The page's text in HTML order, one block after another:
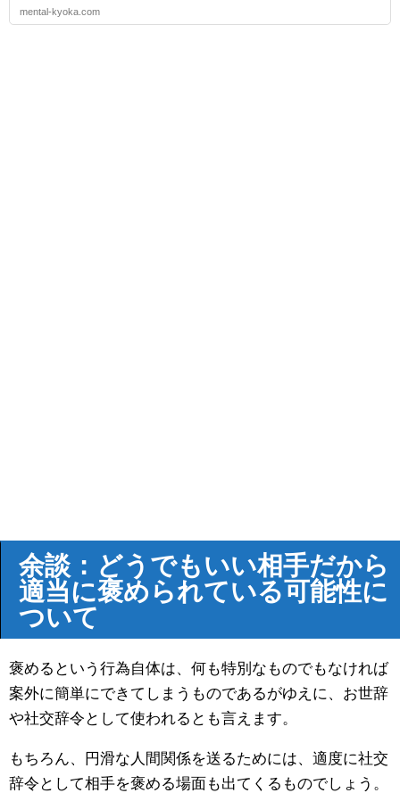
mental-kyoka.com
余談：どうでもいい相手だから
適当に褒められている可能性に
ついて
褒めるという行為自体は、何も特別なものでもなければ
案外に簡単にできてしまうものであるがゆえに、お世辞
や社交辞令として使われるとも言えます。
もちろん、円滑な人間関係を送るためには、適度に社交
辞令として相手を褒める場面も出てくるものでしょう。